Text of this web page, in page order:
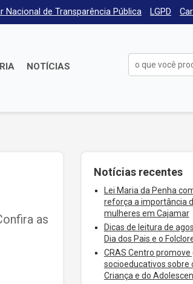
Nacional de Transparência Pública LGPD
NOTÍCIAS
as
Notícias recentes
Lei Maria da Penha
reforça a importância
mulheres em Cajamar
Dicas de leitura de
Dia dos Pais e o
CRAS Centro promove
socioeducativos sobre
Criança e do